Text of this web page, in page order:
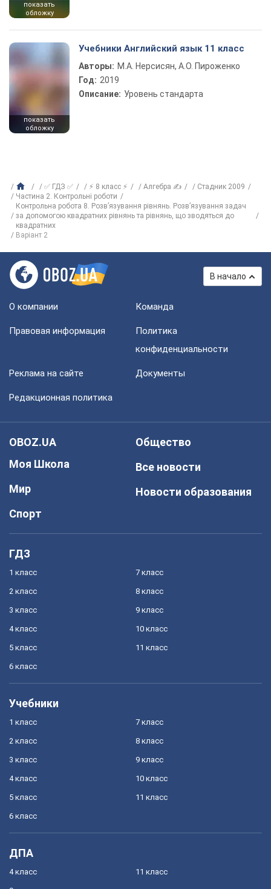
показать
обложку
показать
обложку
Учебники Английский язык 11 класс
Авторы: М.А. Нерсисян, А.О. Пироженко
Год: 2019
Описание: Уровень стандарта
✅ ГДЗ ✅ ⚡ 8 класс ⚡ Алгебра ✍
Стадник 2009
Частина 2. Контрольні роботи
Контрольна робота 8. Розв’язування рівнянь. Розв’язування задач
за допомогою квадратних рівнянь та рівнянь, що зводяться до
квадратних
Варіант 2
В начало
О компании Команда
Правовая информация
Политика
конфиденциальности
Реклама на сайте Документы
Редакционная политика
OBOZ.UA
Моя Школа
Мир
Спорт
Общество
Все новости
Новости образования
ГДЗ
1 класс
2 класс
3 класс
4 класс
5 класс
6 класс
7 класс
8 класс
9 класс
10 класс
11 класс
Учебники
1 класс
2 класс
3 класс
4 класс
5 класс
6 класс
7 класс
8 класс
9 класс
10 класс
11 класс
ДПА
4 класс 11 класс